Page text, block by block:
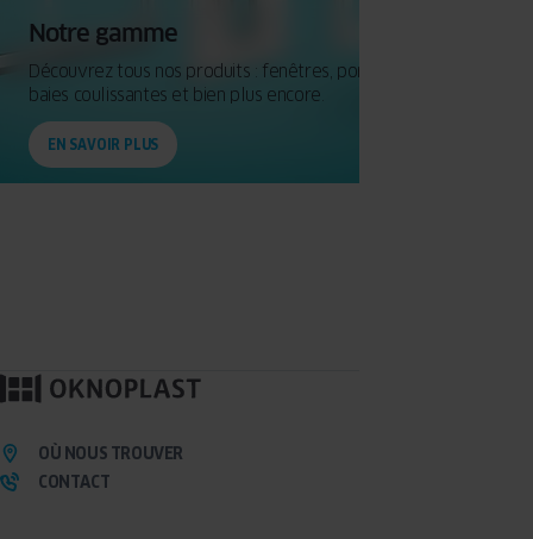
Notre gamme
Découvrez tous nos produits : fenêtres, portes d’entrée,
baies coulissantes et bien plus encore.
EN SAVOIR PLUS
OÙ NOUS TROUVER
CONTACT